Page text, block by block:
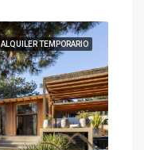
ALQUILER TEMPORARIO